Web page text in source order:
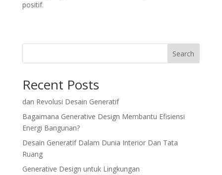
positif.
Search
Recent Posts
dan Revolusi Desain Generatif
Bagaimana Generative Design Membantu Efisiensi
Energi Bangunan?
Desain Generatif Dalam Dunia Interior Dan Tata
Ruang
Generative Design untuk Lingkungan